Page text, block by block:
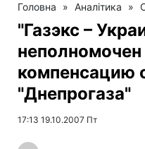
Головна » Аналітика »
"Газэкс –
неполномочен
компенсацию
"Днепрогаза"
17:13 19.10.2007 Пт